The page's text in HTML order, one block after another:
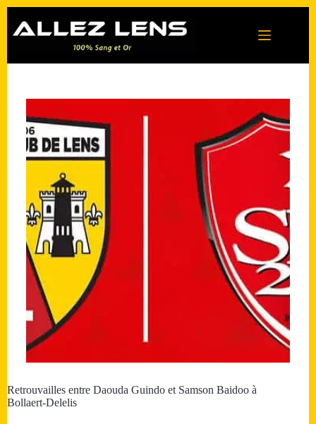
contenu
Retrouvailles entre Daouda Guindo et Samson Baidoo à
Bollaert-Delelis